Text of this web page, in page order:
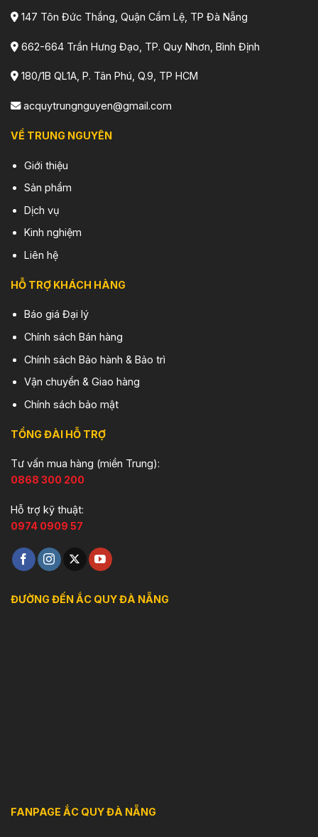
147 Tôn Đức Thắng, Quận Cẩm Lệ, TP Đà Nẵng
662-664 Trần Hưng Đạo, TP. Quy Nhơn, Bình Định
180/1B QL1A, P. Tân Phú, Q.9, TP HCM
acquytrungnguyen@gmail.com
VỀ TRUNG NGUYÊN
Giới thiệu
Sản phẩm
Dịch vụ
Kinh nghiệm
Liên hệ
HỖ TRỢ KHÁCH HÀNG
Báo giá Đại lý
Chính sách Bán hàng
Chính sách Bảo hành & Bảo trì
Vận chuyển & Giao hàng
Chính sách bảo mật
TỔNG ĐÀI HỖ TRỢ
Tư vấn mua hàng (miền Trung):
0868 300 200
Hỗ trợ kỹ thuật:
0974 0909 57
ĐƯỜNG ĐẾN ẮC QUY ĐÀ NẴNG
FANPAGE ẮC QUY ĐÀ NẴNG